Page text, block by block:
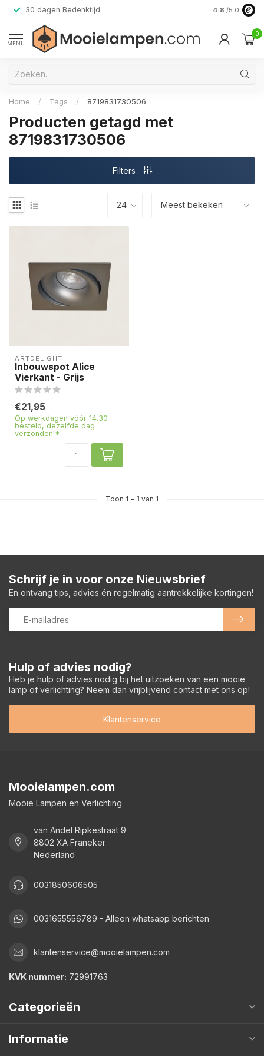
30 dagen Bedenktijd Verzending
4.8 /5.0
MENU
0
Home / Tags / 8719831730506
Producten getagd met
8719831730506
Filters
ARTDELIGHT
Inbouwspot Alice
Vierkant - Grijs
€21,95
Op werkdagen vóór 14.30
besteld, dezelfde dag
verzonden!*
Toon 1 - 1 van 1
Hulp of advies nodig?
Heb je hulp of advies nodig bij het uitzoeken van een mooie
lamp of verlichting? Neem dan vrijblijvend contact met ons op!
Klantenservice
Schrijf je in voor onze Nieuwsbrief
En ontvang tips, advies én regelmatig aantrekkelijke kortingen!
Mooielampen.com
Mooie Lampen en Verlichting
van Andel Ripkestraat 9
8802 XA Franeker
Nederland
0031850606505
0031655556789 - Alleen whatsapp berichten
klantenservice@mooielampen.com
KVK nummer: 72991763
Categorieën
Informatie